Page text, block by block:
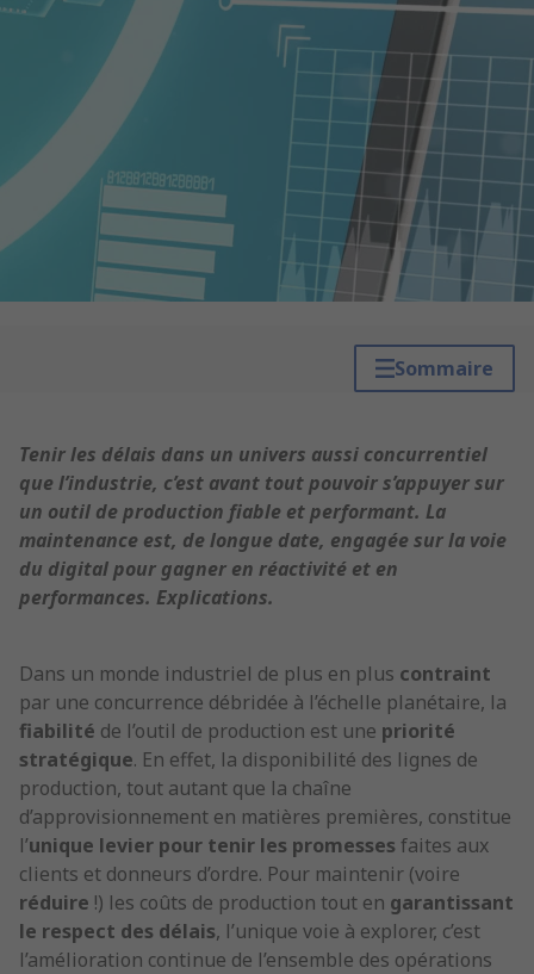
Sommaire
Tenir les délais dans un univers aussi concurrentiel
que l’industrie, c’est avant tout pouvoir s’appuyer sur
un outil de production fiable et performant. La
maintenance est, de longue date, engagée sur la voie
du digital pour gagner en réactivité et en
performances. Explications.
Dans un monde industriel de plus en plus contraint
par une concurrence débridée à l’échelle planétaire, la
fiabilité de l’outil de production est une priorité
stratégique. En effet, la disponibilité des lignes de
production, tout autant que la chaîne
d’approvisionnement en matières premières, constitue
l’unique levier pour tenir les promesses faites aux
clients et donneurs d’ordre. Pour maintenir (voire
réduire !) les coûts de production tout en garantissant
le respect des délais, l’unique voie à explorer, c’est
l’amélioration continue de l’ensemble des opérations